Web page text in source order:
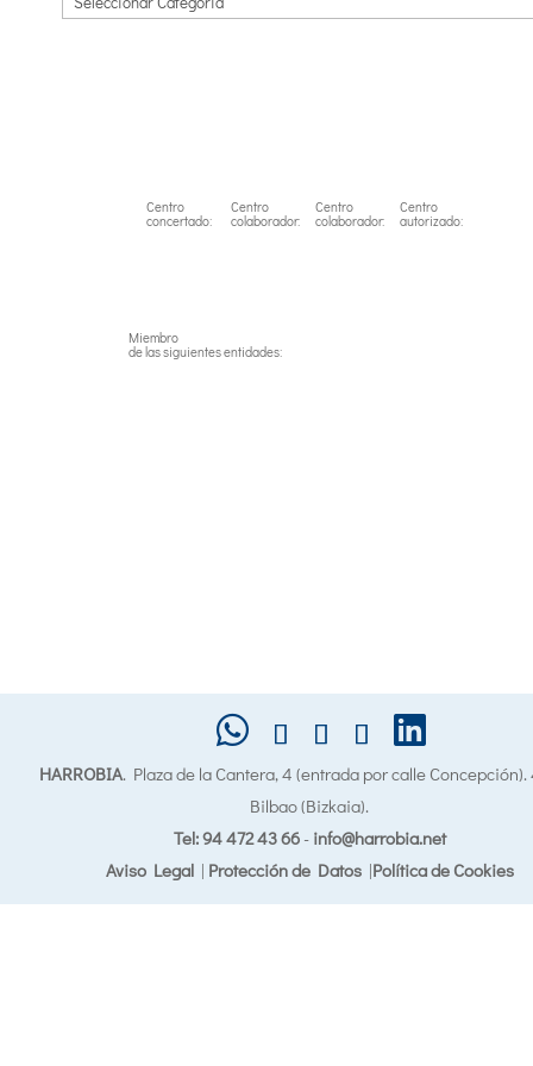
Centro
concertado:
Centro
colaborador:
Centro
colaborador:
Centro
autorizado:
Miembro
de las siguientes entidades:
HARROBIA. Plaza de la Cantera, 4 (entrada por calle
Bilbao (Bizkaia).
Tel: 94 472 43 66- info@harrobia.net
Aviso Legal| Protección de Datos|Política de Cookies